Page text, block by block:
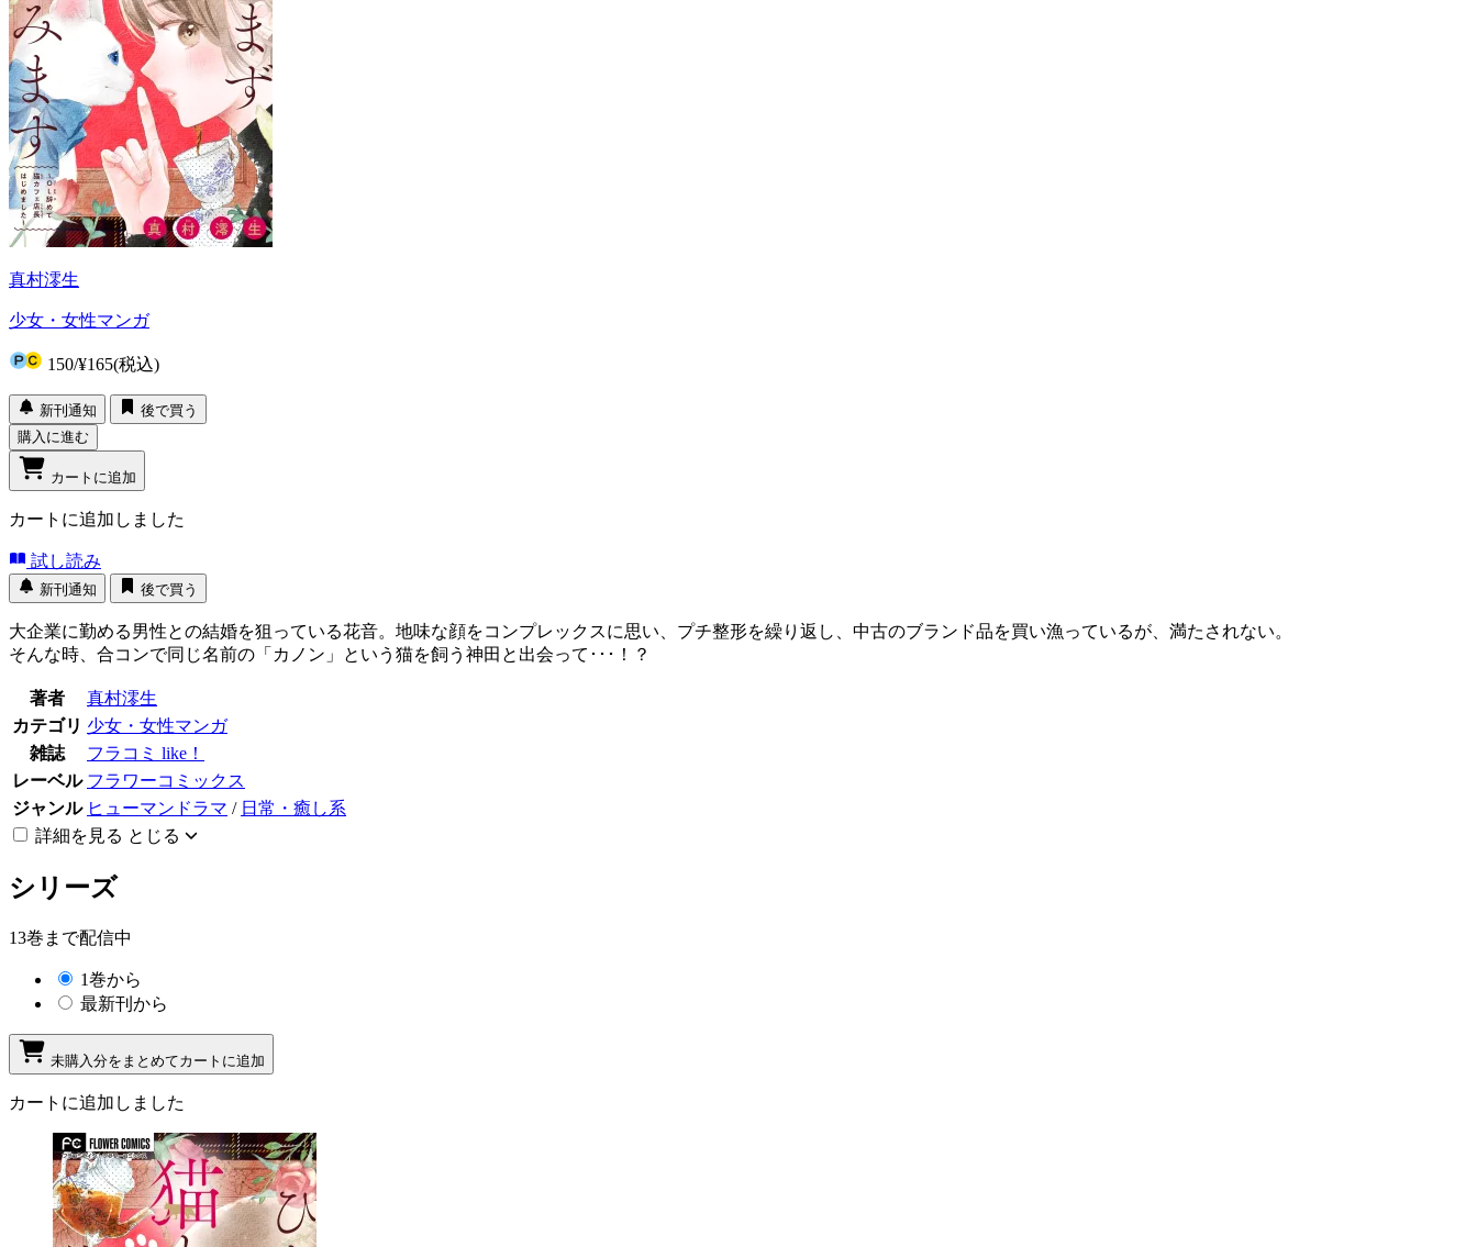
真村澪生
少女・女性マンガ
150/¥165(税込)
新刊通知
後で買う
購入に進む
カートに追加
カートに追加しました
試し読み
新刊通知 後で買う
大企業に勤める男性との結婚を狙っている花音。地味な顔をコンプレックスに思い、プチ整形を繰り返し、中古のブランド品を買い漁っているが、満たされない。
そんな時、合コンで同じ名前の「カノン」という猫を飼う神田と出会って･･･！？
著者
真村澪生
カテゴリ 少女・女性マンガ
雑誌
フラコミ like！
レーベル フラワーコミックス
ジャンル ヒューマンドラマ / 日常・癒し系
詳細を見る とじる
シリーズ
13巻まで配信中
1巻から
最新刊から
未購入分をまとめてカートに追加
カートに追加しました